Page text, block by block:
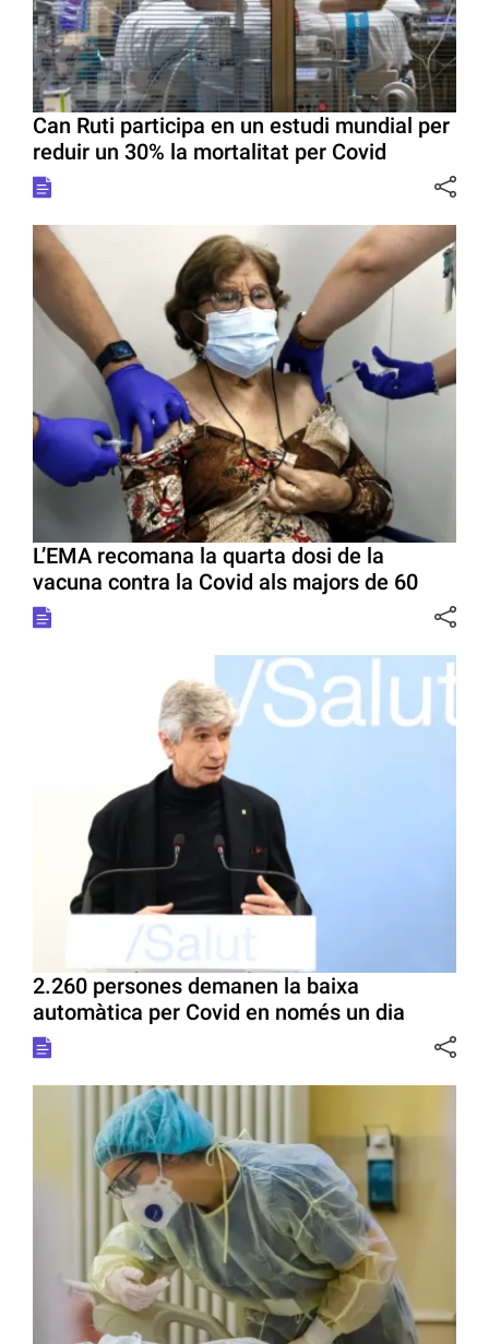
Can Ruti participa en un estudi mundial per
reduir un 30% la mortalitat per Covid
L’EMA recomana la quarta dosi de la
vacuna contra la Covid als majors de 60
2.260 persones demanen la baixa
automàtica per Covid en només un dia